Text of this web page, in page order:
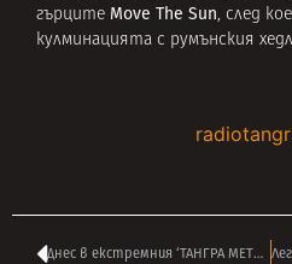
гърците Move The Sun, след
кулминацията с румънския
Днес в екстремния ‘ТАНГРА МЕТЪЛ ШОК’ на ВАСИЛ ВЪРБАНОВ от 14:00